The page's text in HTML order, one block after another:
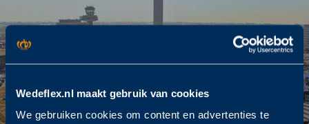
Wedeflex.nl maakt gebruik van cookies
We gebruiken cookies om content en advertenties te